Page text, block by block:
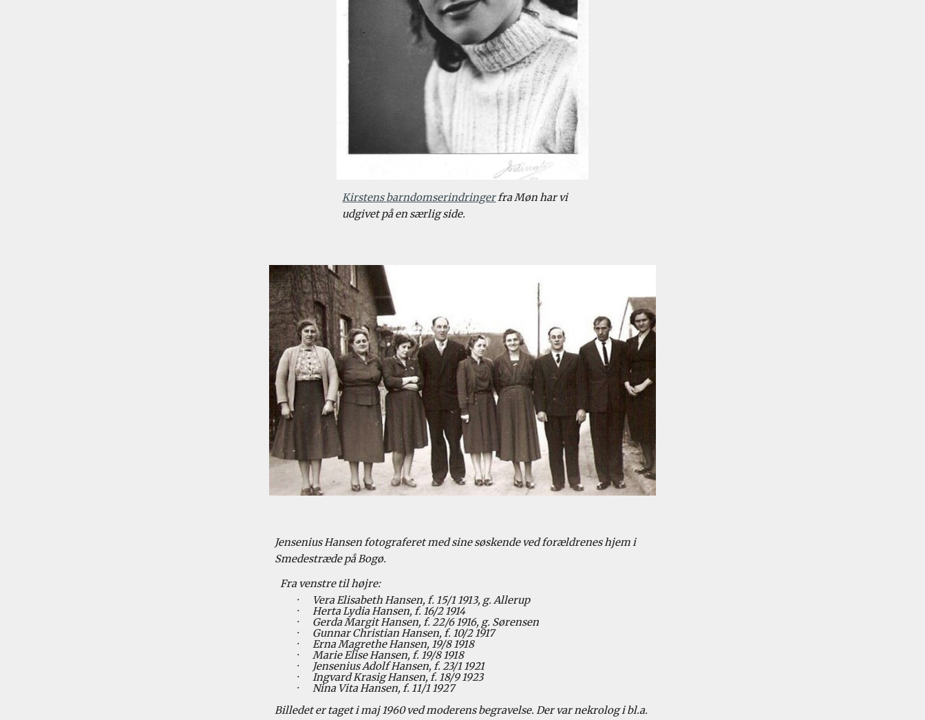
Kirstens barndomserindringer fra Møn har vi
udgivet på en særlig side.
Jensenius Hansen fotograferet med sine søskende ved forældrenes hjem i
Smedestræde på Bogø.
Fra venstre til højre:
·       Vera Elisabeth Hansen, f. 15/1 1913, g. Allerup
·       Herta Lydia Hansen, f. 16/2 1914
·       Gerda Margit Hansen, f. 22/6 1916, g. Sørensen
·       Gunnar Christian Hansen, f. 10/2 1917
·       Erna Magrethe Hansen, 19/8 1918
·       Marie Elise Hansen, f. 19/8 1918
·       Jensenius Adolf Hansen, f. 23/1 1921
·       Ingvard Krasig Hansen, f. 18/9 1923
·       Nina Vita Hansen, f. 11/1 1927
Billedet er taget i maj 1960 ved moderens begravelse. Der var nekrolog i bl.a.